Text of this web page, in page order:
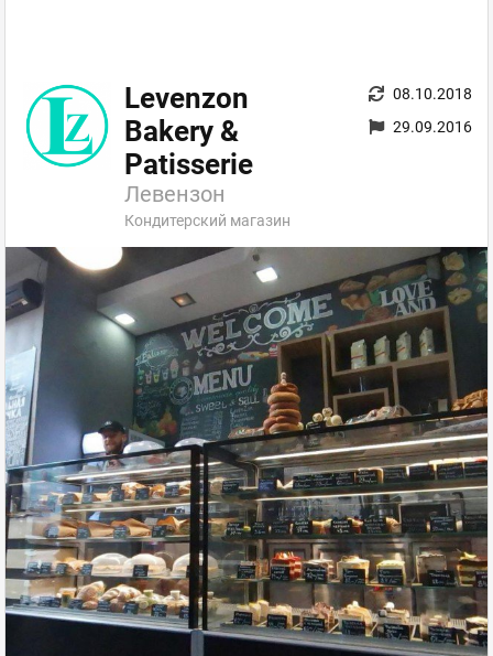
Levenzon
Bakery &
Patisserie
Левензон
Кондитерский магазин
08.10.2018
29.09.2016